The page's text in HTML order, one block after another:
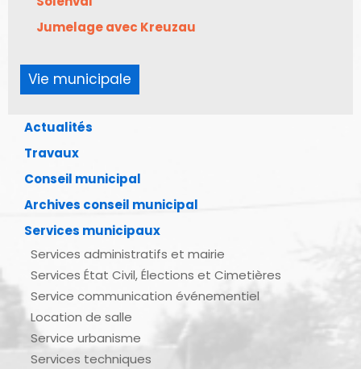
Jumelage avec Kreuzau
Vie municipale
Actualités
Travaux
Conseil municipal
Archives conseil municipal
Services municipaux
Services administratifs et mairie
Services État Civil, Élections et Cimetières
Service communication événementiel
Location de salle
Service urbanisme
Services techniques